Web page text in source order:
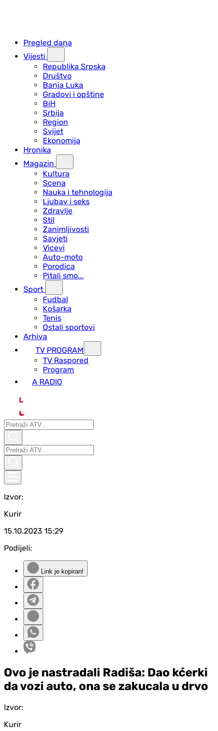
Pregled dana
Vijesti
Republika Srpska
Društvo
Banja Luka
Gradovi i opštine
BiH
Srbija
Region
Svijet
Ekonomija
Hronika
Magazin
Kultura
Scena
Nauka i tehnologija
Ljubav i seks
Zdravlje
Stil
Zanimljivosti
Savjeti
Vicevi
Auto-moto
Porodica
Pitali smo...
Sport
Fudbal
Košarka
Tenis
Ostali sportovi
Arhiva
TV PROGRAM
ТV Raspored
Program
A RADIO
L
Izvor:
Kurir
15.10.2023 15:29
Podijeli:
Link je kopiran!
Ovo je nastradali Radiša: Dao kćerki
da vozi auto, ona se zakucala u drvo
Izvor:
Kurir